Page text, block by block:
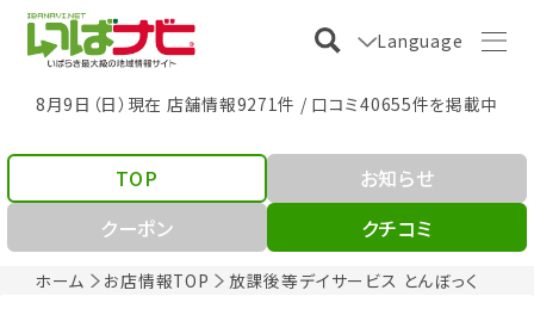
Language
8月9日（日）現在 店舗情報9271件 / 口コミ40655件を掲載中
ホーム お店情報TOP 放課後等デイサービス とんぼっく
TOP
お知らせ
クーポン
クチコミ